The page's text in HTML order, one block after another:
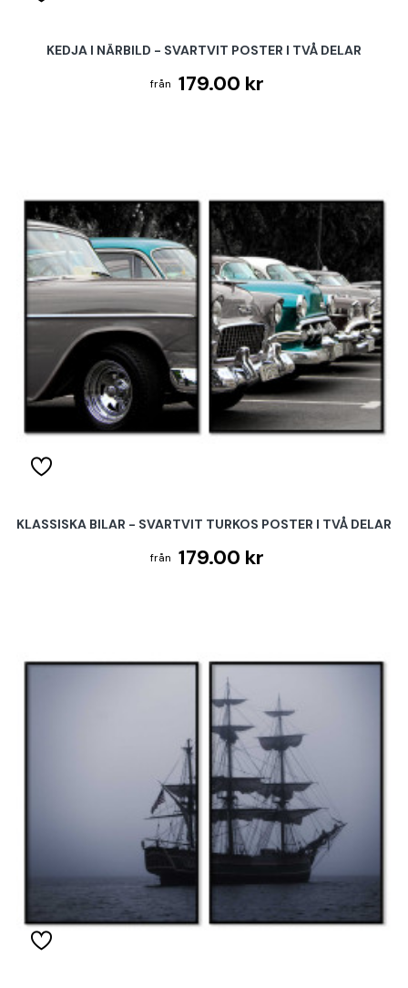
KEDJA I NÄRBILD - SVARTVIT POSTER I TVÅ DELAR
179.00 kr
KLASSISKA BILAR - SVARTVIT TURKOS POSTER I TVÅ DELAR
179.00 kr